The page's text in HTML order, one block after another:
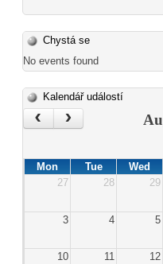
Chystá se
No events found
Kalendář událostí
‹ ›
Mon Tue Wed
27
28 29
3 4 5
10 11 12